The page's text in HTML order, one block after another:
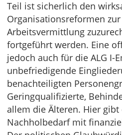
Teil ist sicherlich den
Organisationsreformen
Arbeitsvermittlung
fortgeführt werden. Eine
jedoch auch für die ALG I-
unbefriedigende
benachteiligten
Geringqualifizierte,
allem die Älteren. Hier gibt
Nachholbedarf mit